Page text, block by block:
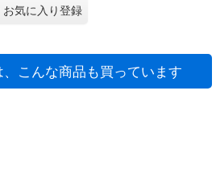
お気に入り登録
こんな商品も買っています